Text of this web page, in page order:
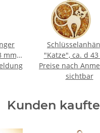
mm,
"Katze", ca. d
Bernstein/
zwischen 2
Preise nach
sichtbar
Kunden